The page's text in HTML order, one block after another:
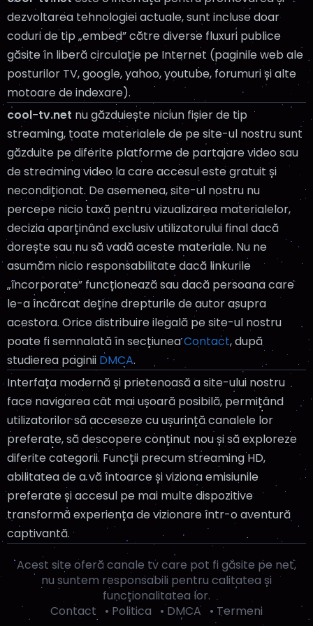
22:30 Open Season • Sez.1, Ep.41
22:40Open Season • Sez.1, Ep.42
23:00Jurassic World: Tabara cretacica • Sez.2,
Ep.1
23:30Cand eram de varsta ta • Sez.1, Ep.39
23:40Cand eram de varsta ta • Sez.1, Ep.40
00:00Surorile • Sez.2, Ep.45
00:15 Surorile • Sez.2, Ep.46
00:30Surorile • Sez.2, Ep.47
00:45 Surorile • Sez.2, Ep.48
01:00Surorile • Sez.2, Ep.49
01:15 Surorile • Sez.2, Ep.50
Surorile • Sez.2, Ep.51
01:45Surorile • Sez.2, Ep.52
02:00Marsupilami • Sez.3, Ep.25
02:30 Marsupilami • Sez.3, Ep.26
03:00Marsupilami houba houba hop! • Sez.1, Ep.1
03:30Marsupilami houba houba hop! • Sez.1, Ep.2
04:00Surorile • Sez.2, Ep.45
04:15Surorile • Sez.2, Ep.46
04:30Surorile • Sez.2, Ep.47
04:45Surorile • Sez.2, Ep.48
Surorile • Sez.2, Ep.49
dezvoltarea tehnologiei actuale, sunt incluse doar
coduri de tip „embed” către diverse fluxuri publice
găsite în liberă circulație pe Internet (paginile web ale
posturilor TV, google, yahoo, youtube, forumuri și alte
motoare de indexare).
cool-tv.net nu găzduiește niciun fișier de tip
streaming, toate materialele de pe site-ul nostru sunt
găzduite pe diferite platforme de partajare video sau
de streaming video la care accesul este gratuit și
necondiționat. De asemenea, site-ul nostru nu
percepe nicio taxă pentru vizualizarea materialelor,
decizia aparținând exclusiv utilizatorului final dacă
dorește sau nu să vadă aceste materiale. Nu ne
asumăm nicio responsabilitate dacă linkurile
„încorporate” funcționează sau dacă persoana care
le-a încărcat deține drepturile de autor asupra
acestora. Orice distribuire ilegală pe site-ul nostru
poate fi semnalată în secțiuneaContact, după
studierea paginii DMCA.
Interfața modernă și prietenoasă a site-ului nostru
face navigarea cât mai ușoară posibilă, permițând
utilizatorilor să acceseze cu ușurință canalele lor
preferate, să descopere conținut nou și să exploreze
diferite categorii. Funcții precum streaming HD,
abilitatea de a vă întoarce și viziona emisiunile
preferate și accesul pe mai multe dispozitive
transformă experiența de vizionare într-o aventură
captivantă.
Acest site oferă canale tv care pot fi găsite pe net,
nu suntem responsabili pentru calitatea și
funcționalitatea lor.
Contact
• Politica • DMCA • Termeni